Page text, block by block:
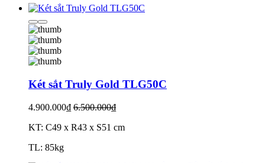
Két sắt Truly Gold TLG50C
4.900.000₫ 6.500.000₫
KT: C49 x R43 x S51 cm
TL: 85kg